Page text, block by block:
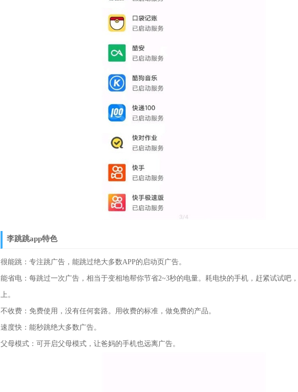
李跳跳app特色
很能跳：专注跳广告，能跳过绝大多数APP的启动页广告。
能省电：每跳过一次广告，相当于变相地帮你节省2~3秒的电量。耗电快的手机，赶紧试试吧
上。
不收费：免费使用，没有任何套路。用收费的标准，做免费的产品。
速度快：能秒跳绝大多数广告。
父母模式：可开启父母模式，让爸妈的手机也远离广告。